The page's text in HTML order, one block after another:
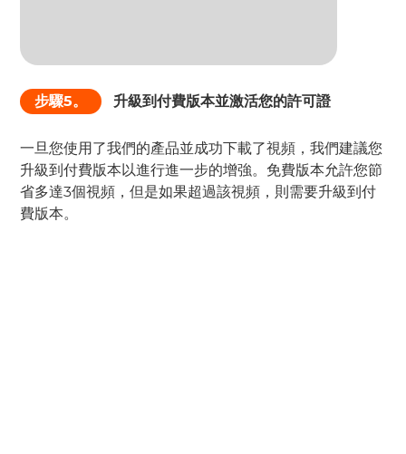
步驟5。 升級到付費版本並激活您的許可證
一旦您使用了我們的產品並成功下載了視頻，我們建議您
升級到付費版本以進行進一步的增強。免費版本允許您節
省多達3個視頻，但是如果超過該視頻，則需要升級到付
費版本。